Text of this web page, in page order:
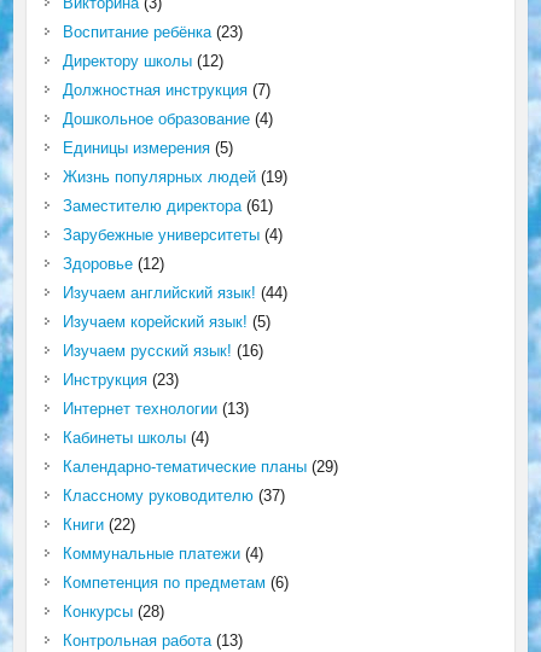
Воспитание ребёнка(23)
Директору школы(12)
Должностная инструкция(7)
Дошкольное образование(4)
Единицы измерения(5)
Жизнь популярных людей(19)
Заместителю директора(61)
Зарубежные университеты(4)
Здоровье(12)
Изучаем английский язык! (44)
Изучаем корейский язык! (5)
Изучаем русский язык! (16)
Инструкция(23)
Интернет технологии(13)
Кабинеты школы(4)
Календарно-тематические планы(29)
Классному руководителю(37)
Книги(22)
Коммунальные платежи(4)
Компетенция по предметам (6)
Конкурсы(28)
Контрольная работа(13)